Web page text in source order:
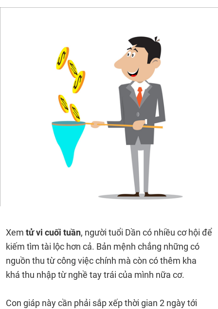
Xem tử vi cuối tuần, người tuổi Dần có nhiều cơ hội để
kiếm tìm tài lộc hơn cả. Bản mệnh chẳng những có
nguồn thu từ công việc chính mà còn có thêm kha
khá thu nhập từ nghề tay trái của mình nữa cơ.
Con giáp này cần phải sắp xếp thời gian 2 ngày tới